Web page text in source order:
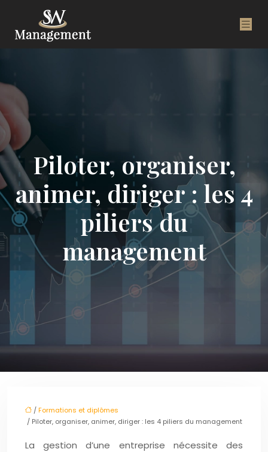
Piloter, organiser,
animer, diriger : les 4
piliers du
management
/Formations et diplômes
/ Piloter, organiser, animer, diriger : les 4 piliers du management
La gestion d’une entreprise nécessite des